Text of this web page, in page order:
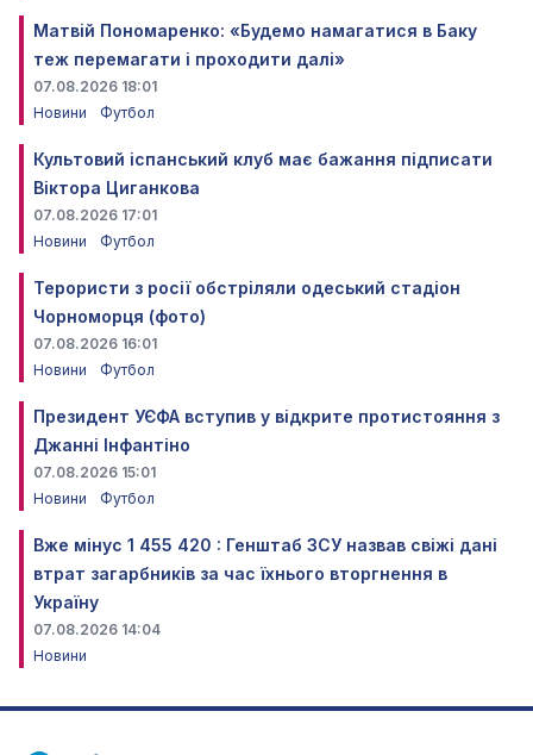
Матвій Пономаренко: «Будемо намагатися в Баку
теж перемагати і проходити далі»
07.08.2026 18:01
Новини
Футбол
Культовий іспанський клуб має бажання підписати
Віктора Циганкова
07.08.2026 17:01
Новини
Футбол
Терористи з росії обстріляли одеський стадіон
Чорноморця (фото)
07.08.2026 16:01
Новини
Футбол
Президент УЄФА вступив у відкрите протистояння з
Джанні Інфантіно
07.08.2026 15:01
Новини
Футбол
Вже мінус 1 455 420 : Генштаб ЗСУ назвав свіжі дані
втрат загарбників за час їхнього вторгнення в
Україну
07.08.2026 14:04
Новини